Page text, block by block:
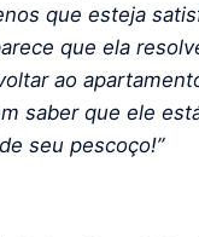
que esteja
que ela
ao
saber que ele
seu pescoço!”